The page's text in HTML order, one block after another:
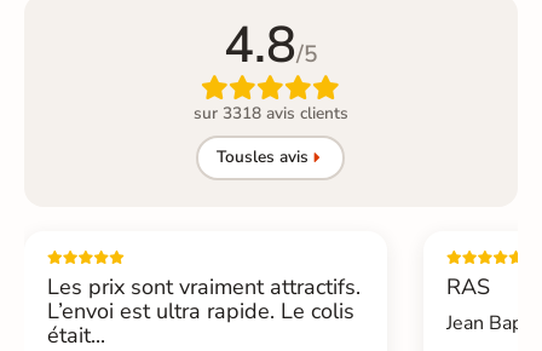
4.8/5

sur 3318 avis clients
Tousles avis
Les prix sont vraiment attractifs.
L’envoi est ultra rapide. Le colis
était...
RAS
Jean